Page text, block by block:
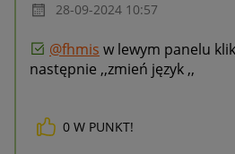
‎28-09-2024 10:57
@fhmis w lewym panelu
następnie ,,zmień język ,,
0 W PUNKT!